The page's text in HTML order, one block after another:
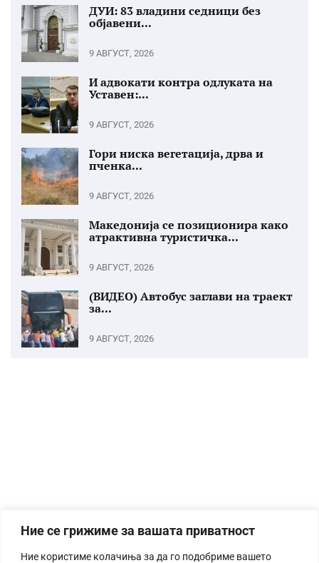
Ние се грижиме за вашата приватност
Ние користиме колачиња за да го подобриме вашето
ДУИ: 83 владини седници без
објавени...
9 АВГУСТ, 2026
И адвокати контра одлуката на
Уставен:...
9 АВГУСТ, 2026
Гори ниска вегетација, дрва и
пченка...
9 АВГУСТ, 2026
Македонија се позиционира како
атрактивна туристичка...
9 АВГУСТ, 2026
(ВИДЕО) Автобус заглави на траект
за...
9 АВГУСТ, 2026